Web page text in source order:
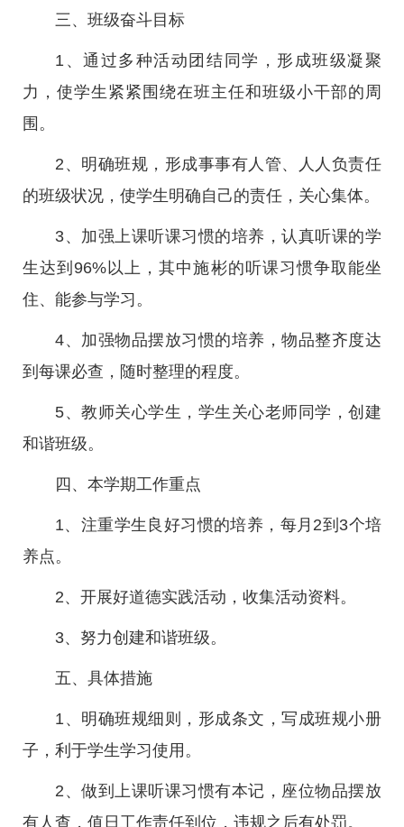
三、班级奋斗目标
1、通过多种活动团结同学，形成班级凝聚
力，使学生紧紧围绕在班主任和班级小干部的周
围。
2、明确班规，形成事事有人管、人人负责任
的班级状况，使学生明确自己的责任，关心集体。
3、加强上课听课习惯的培养，认真听课的学
生达到96%以上，其中施彬的听课习惯争取能坐
住、能参与学习。
4、加强物品摆放习惯的培养，物品整齐度达
到每课必查，随时整理的程度。
5、教师关心学生，学生关心老师同学，创建
和谐班级。
四、本学期工作重点
1、注重学生良好习惯的培养，每月2到3个培
养点。
2、开展好道德实践活动，收集活动资料。
3、努力创建和谐班级。
五、具体措施
1、明确班规细则，形成条文，写成班规小册
子，利于学生学习使用。
2、做到上课听课习惯有本记，座位物品摆放
有人查，值日工作责任到位，违规之后有处罚。